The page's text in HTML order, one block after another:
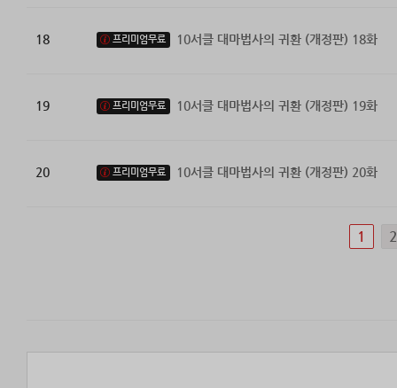
18 프리미엄무료 10서클 대마법사의 귀환 (개정판) 18화
19 프리미엄무료 10서클 대마법사의 귀환 (개정판) 19화
20 프리미엄무료 10서클 대마법사의 귀환 (개정판) 20화
1 2